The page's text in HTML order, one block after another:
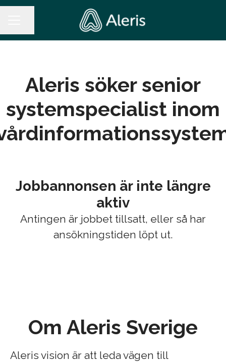
Aleris söker senior
systemspecialist inom
Jobbannonsen är inte längre
aktiv
Antingen är jobbet tillsatt, eller så har
ansökningstiden löpt ut.
Om Aleris Sverige
Aleris vision är att leda vägen till